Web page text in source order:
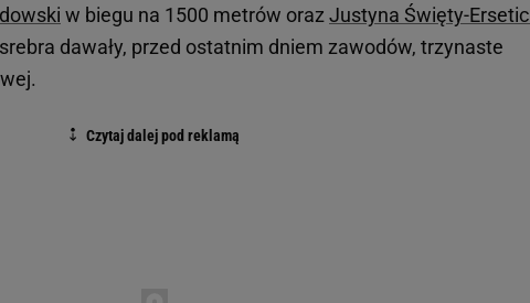
w biegu na 1500 metrów oraz Justyna Święty-Ersetic
dawały, przed ostatnim dniem zawodów, trzynaste